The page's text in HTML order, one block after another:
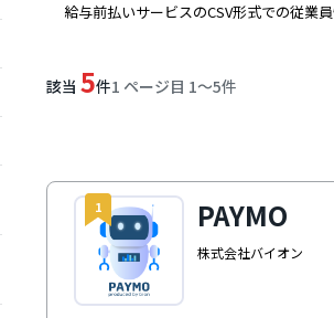
給与前払いサービスのCSV形式での従業
該当 5件1 ページ目 1〜5件
1 PAYMO
株式会社バイオン